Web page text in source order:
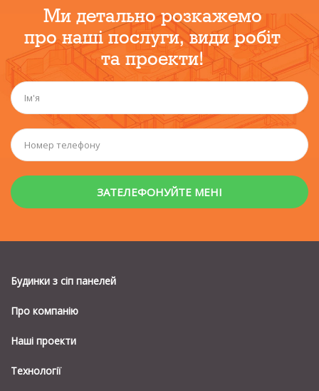
Ми детально розкажемо
про наші послуги, види робіт
та проекти!
Будинки з сiп панелей
Про компанію
Наші проекти
Технології